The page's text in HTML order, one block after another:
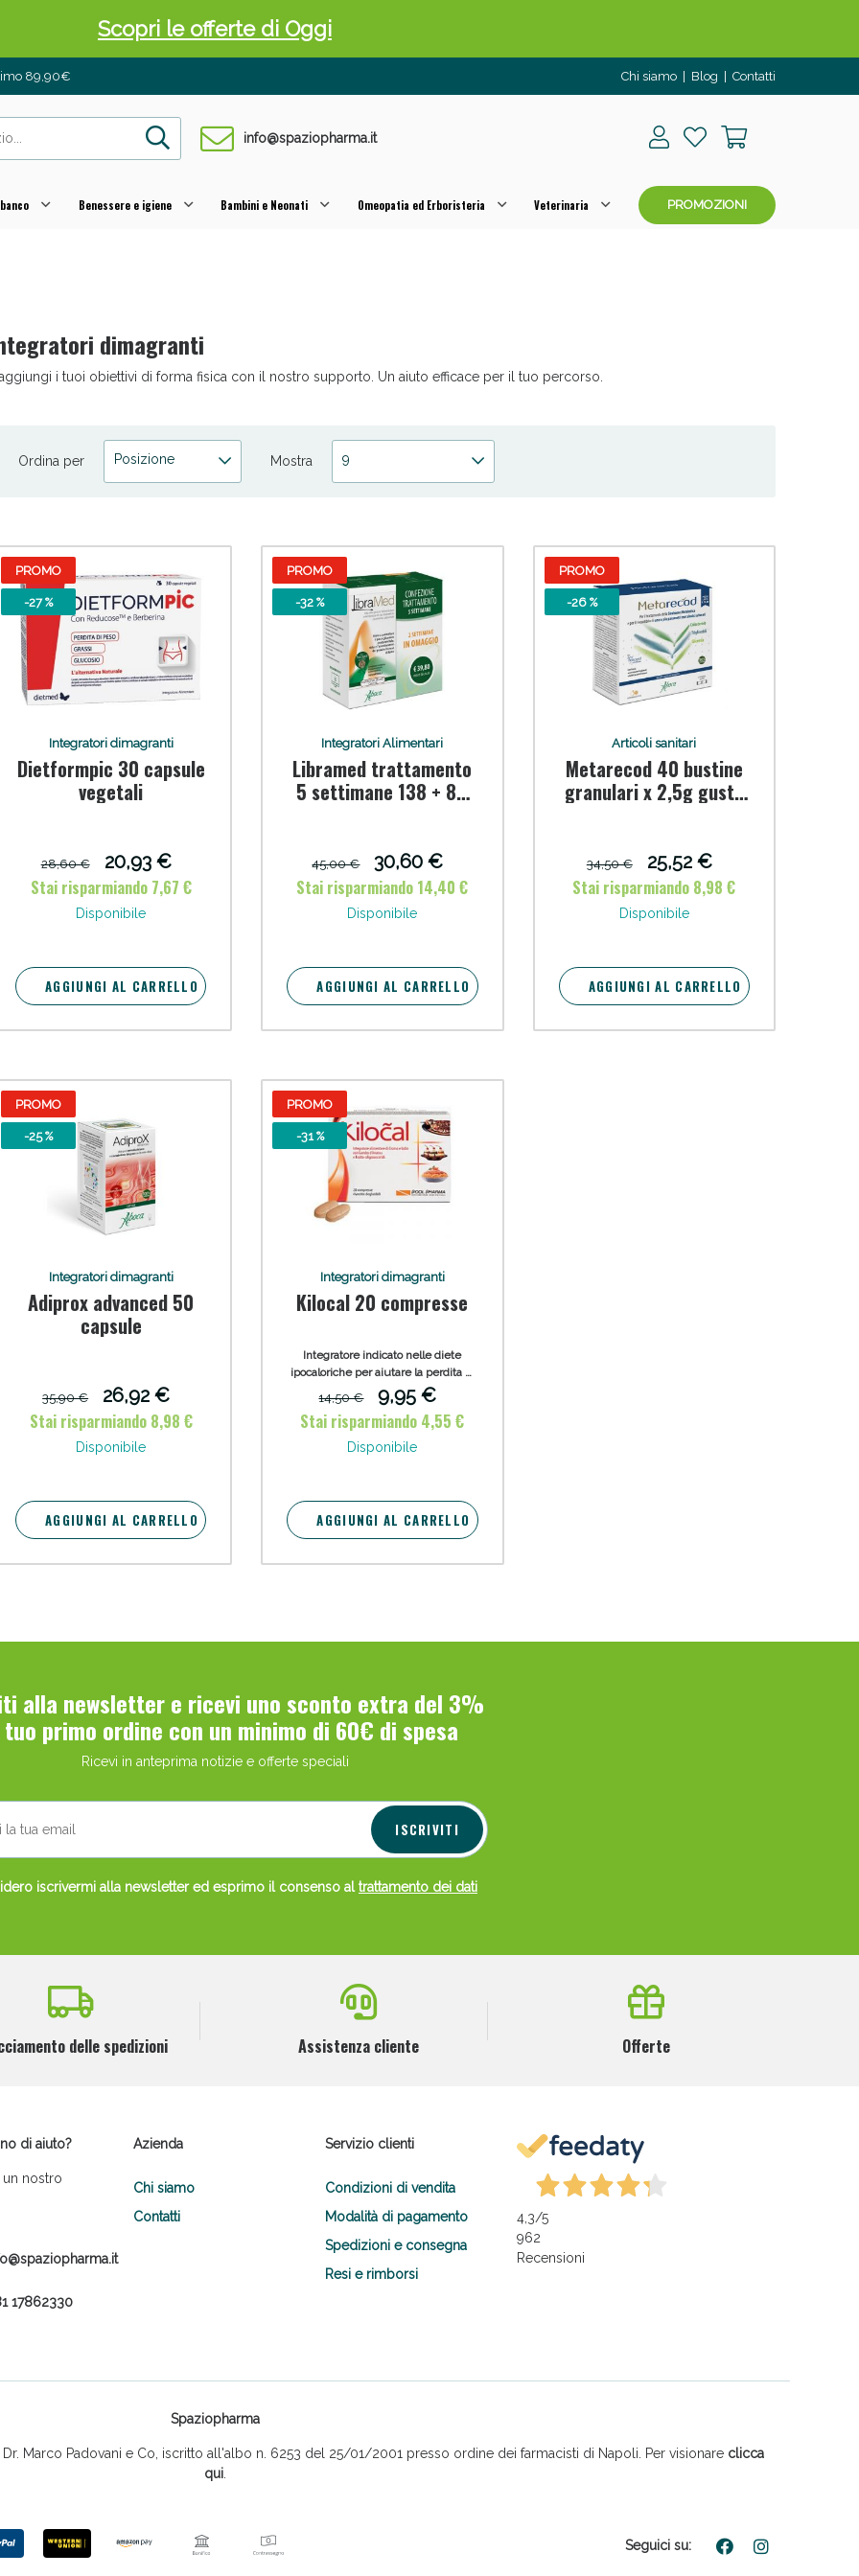
89,90€ Chi siamo Blog Contatti
info@spaziopharma.it
Benessere e igiene Bambini e Neonati Omeopatia ed Erboristeria Veterinaria PROMOZIONI
dimagranti
i tuoi obiettivi di forma fisica con il nostro supporto. Un aiuto efficace per il tuo percorso.
Ordina per Posizione Mostra 9
PROMO
-27 %
Integratori dimagranti
Dietformpic 30 capsule
vegetali
28,60 €
20,93 €
Stai risparmiando 7,67 €
Disponibile
AGGIUNGI AL CARRELLO
PROMO
-32 %
Integratori Alimentari
Libramed trattamento
5 settimane 138 + 84
45,00 €
30,60 €
Stai risparmiando 14,40 €
Disponibile
AGGIUNGI AL CARRELLO
PROMO
-26 %
Articoli sanitari
Metarecod 40 bustine
granulari x 2,5g gusto
34,50 €
25,52 €
Stai risparmiando 8,98 €
Disponibile
AGGIUNGI AL CARRELLO
PROMO
-25 %
Integratori dimagranti
Adiprox advanced 50
capsule
35,90 €
26,92 €
Stai risparmiando 8,98 €
Disponibile
AGGIUNGI AL CARRELLO
PROMO
-31 %
Integratori dimagranti
Kilocal 20 compresse
Integratore indicato nelle diete
ipocaloriche per aiutare la perdita di
peso
14,50 €
9,95 €
Stai risparmiando 4,55 €
Disponibile
AGGIUNGI AL CARRELLO
alla newsletter e ricevi uno sconto extra del 3%
primo ordine con un minimo di 60€ di spesa
Ricevi in anteprima notizie e offerte speciali
ISCRIVITI
iscrivermi alla newsletter ed esprimo il consenso al trattamento dei dati
delle spedizioni Assistenza cliente Offerte
di aiuto?
un nostro
17862330
Azienda
Chi siamo
Contatti
Servizio clienti
Condizioni di vendita
Modalità di pagamento
Spedizioni e consegna
Resi e rimborsi
4,3/5
962
Recensioni
Spaziopharma
Marco Padovani e Co, iscritto all'albo n. 6253 del 25/01/2001 presso ordine dei farmacisti di Napoli. Per visionare clicca
qui.
Seguici su:
Scopri le offerte di Oggi
e Multivitaminici: oggi Sconto extra fino al 50%!
e Fanghi: Sconto fino al 40% valido oggi!
e Fanghi: Sconto fino al 40% valido oggi!
Vie Urinarie e Prostata: Sconti fino al 45% oggi!
Intestinale: Sconto fino al 55% valido oggi!